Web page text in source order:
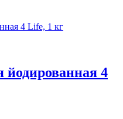
йодированная 4